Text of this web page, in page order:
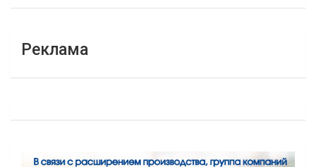
Реклама